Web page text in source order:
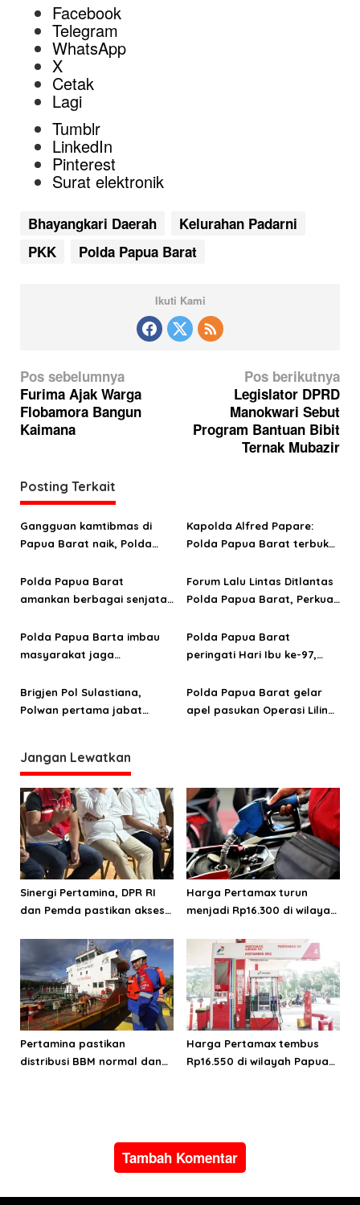
Facebook
Telegram
WhatsApp
X
Cetak
Lagi
Tumblr
LinkedIn
Pinterest
Surat elektronik
Bhayangkari Daerah
Kelurahan Padarni
PKK
Polda Papua Barat
Ikuti Kami
N
a
v
i
a
s
i
o
s
Pos sebelumnya
Furima Ajak Warga
Flobamora Bangun
Kaimana
Pos berikutnya
Legislator DPRD
Manokwari Sebut
Program Bantuan Bibit
Ternak Mubazir
Posting Terkait
Gangguan kamtibmas di
Papua Barat naik, Polda
Kapolda Alfred Papare:
Polda Papua Barat terbuka
perbaikan institusi
Polda Papua Barat
amankan berbagai senjata
Forum Lalu Lintas Ditlantas
Polda Papua Barat, Perkuat
berkendara
Polda Papua Barta imbau
masyarakat jaga
perayaan HUT 171
Pekabaran Injil
Polda Papua Barat
peringati Hari Ibu ke-97,
perempuan menuju
Indonesia Emas 2045
Brigjen Pol Sulastiana,
Polwan pertama jabat
Polda Papua Barat gelar
apel pasukan Operasi Lilin
Jangan Lewatkan
Sinergi Pertamina, DPR RI
dan Pemda pastikan akses
Harga Pertamax turun
menjadi Rp16.300 di wilayah
Pertamina pastikan
distribusi BBM normal dan
Harga Pertamax tembus
Rp16.550 di wilayah Papua
Tambah Komentar